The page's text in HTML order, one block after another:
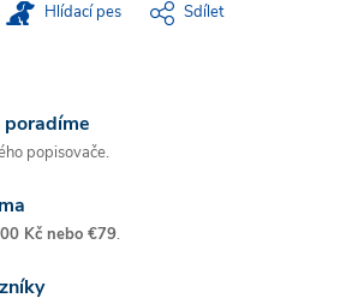
Hlídací pes Sdílet
poradíme
popisovače.
Kč nebo €79.